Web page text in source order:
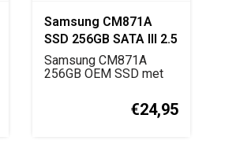
Samsung CM871A
SSD 256GB SATA III 2.5
inch MZ-YTY2560
Samsung CM871A
256GB OEM SSD met
€24,95